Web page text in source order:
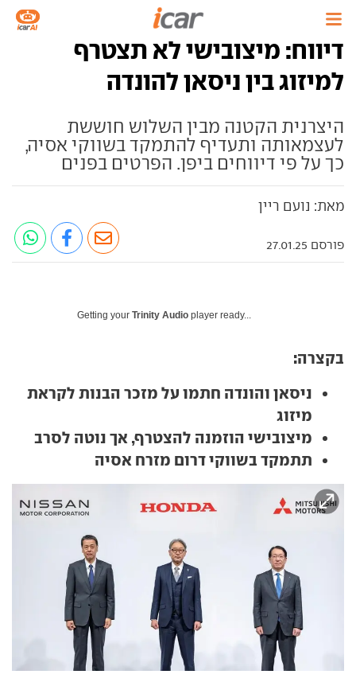
דיווח: מיצובישי לא תצטרף
למיזוג בין ניסאן להונדה
היצרנית הקטנה מבין השלוש חוששת
לעצמאותה ותעדיף להתמקד בשווקי אסיה,
כך על פי דיווחים ביפן. הפרטים בפנים
מאת: נועם ריין
פורסם 27.01.25
Getting your Trinity Audio player ready...
בקצרה:
ניסאן והונדה חתמו על מזכר הבנות לקראת
מיזוג
מיצובישי הוזמנה להצטרף, אך נוטה לסרב
תתמקד בשווקי דרום מזרח אסיה